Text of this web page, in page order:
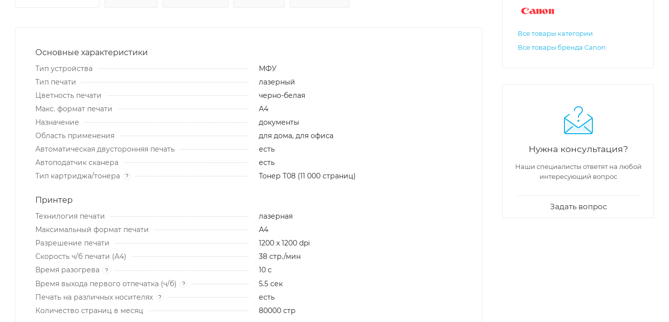
Основные характеристики
Тип устройства
МФУ
Тип печати
лазерный
Цветность печати
черно-белая
Макс. формат печати
A4
Назначение
документы
Область применения
для дома, для офиса
Автоматическая двусторонняя печать
есть
Автоподатчик сканера
есть
Тип картриджа/тонера
? Тонер T08 (11 000 страниц)
Принтер
Технилогия печати
лазерная
Максимальный формат печати
А4
Разрешение печати
1200 x 1200 dpi
Скорость ч/б печати (A4)
38 стр./мин
Время разогрева
?
10 с
Время выхода первого отпечатка (ч/б)
?
5.5 сек
Печать на различных носителях
?
есть
Количество страниц в месяц
80000 стр
Все товары категории
Все товары бренда Canon
Нужна консультация?
Наши специалисты ответят на любой
интересующий вопрос
Задать вопрос